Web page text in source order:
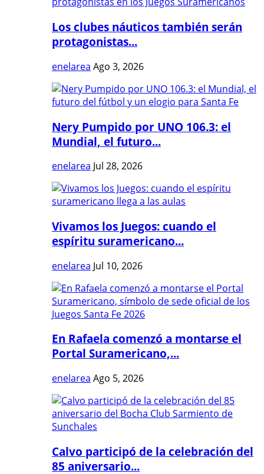
Los clubes náuticos también serán
protagonistas...
enelarea Ago 3, 2026
Nery Pumpido por UNO 106.3: el
Mundial, el futuro...
enelarea Jul 28, 2026
Vivamos los Juegos: cuando el
espíritu suramericano...
enelarea Jul 10, 2026
En Rafaela comenzó a montarse el
Portal Suramericano,...
enelarea Ago 5, 2026
Calvo participó de la celebración del
85 aniversario...